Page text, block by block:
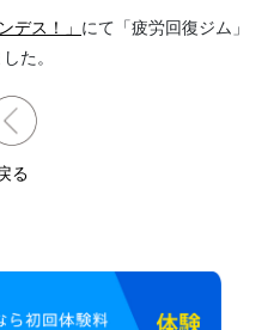
デス！」 にて「疲労回復ジム」
た。
る